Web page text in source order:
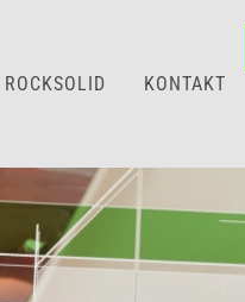
ROCKSOLID KONTAKT